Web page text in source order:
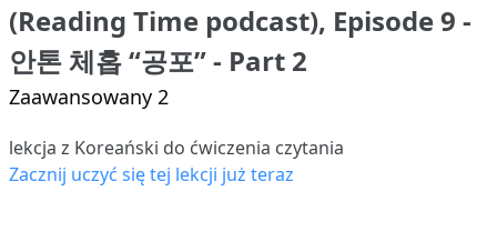
(Reading Time podcast), Episode 9 -
안톤 체홉 “공포” - Part 2
Zaawansowany 2
lekcja z Koreański do ćwiczenia czytania
Zacznij uczyć się tej lekcji już teraz